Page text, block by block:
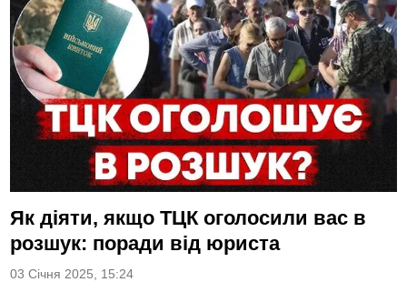
Як діяти, якщо ТЦК оголосили вас в
розшук: поради від юриста
03 Січня 2025, 15:24